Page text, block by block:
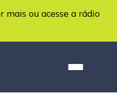
mais ou acesse a rádio